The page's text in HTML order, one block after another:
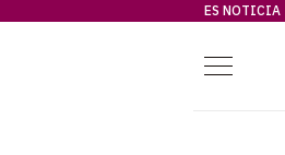
ES NOTICIA
Menú